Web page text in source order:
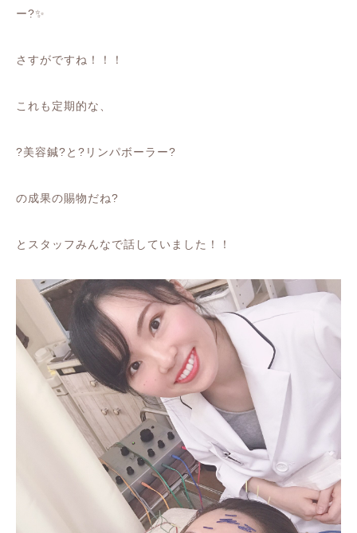
ー?✨
さすがですね！！！
これも定期的な、
?美容鍼?と ? リンパボーラー?
の成果の賜物だね?
とスタッフみんなで話していました！！